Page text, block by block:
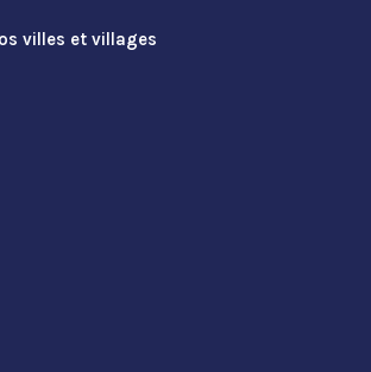
villes et villages